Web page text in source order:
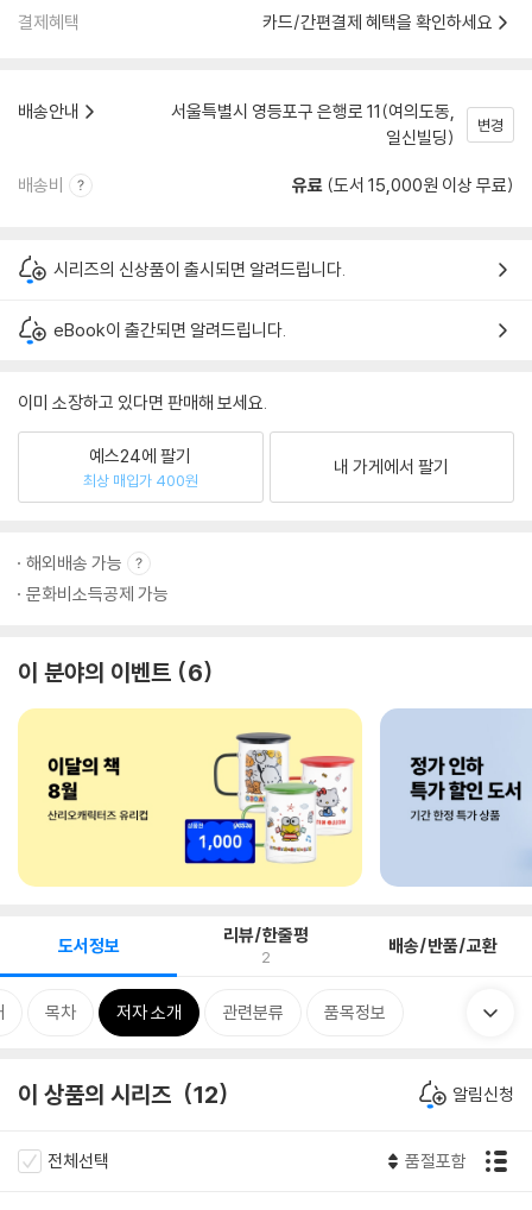
결제혜택 카드/간편결제 혜택을 확인하세요
배송안내
서울특별시 영등포구 은행로 11(여의도동,
일신빌딩)
변경
배송비 유료 (도서 15,000원 이상 무료)
시리즈의 신상품이 출시되면 알려드립니다.
eBook이 출간되면 알려드립니다.
이미 소장하고 있다면 판매해 보세요.
예스24에 팔기
최상 매입가 400원
내 가게에서 팔기
해외배송 가능
문화비소득공제 가능
이 분야의 이벤트 6
도서정보 리뷰/한줄평
2 배송/반품/교환
목차 저자 소개 관련분류 품목정보
이 상품의 시리즈 12 알림신청
전체선택 품절포함